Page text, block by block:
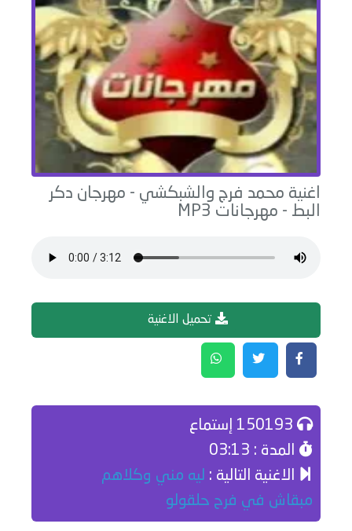
اغنية محمد فرج والشبكشي - مهرجان دكر
البط - مهرجانات
تحميل الاغنية
المدة : 03:13
الاغنية التالية : ليه مني وكلاهم
مبقاش في فرح حلقولو